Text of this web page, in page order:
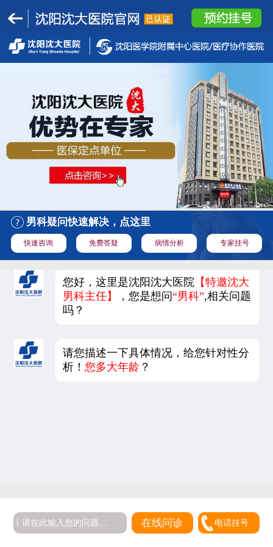
男科疑问快速解决，点这里
快速咨询 免费答疑 病情分析 专家挂号
您好，这里是沈阳沈大医院 【特邀沈大
男科主任】
，您是想问“男科”,相关问题
吗？
请您描述一下具体情况，给您针对性分
析！您多大年龄 ？
在线问诊 电话挂号